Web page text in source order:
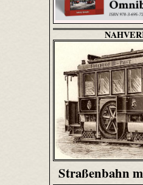
Straßenbahn